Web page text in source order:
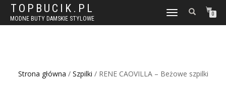
TOPBUCIK.PL
MODNE BUTY DAMSKIE STYLOWE
WŁĄCZ
NAWIGACJĘ
0
Strona główna / Szpilki / RENE CAOVILLA – Beżowe szpilki